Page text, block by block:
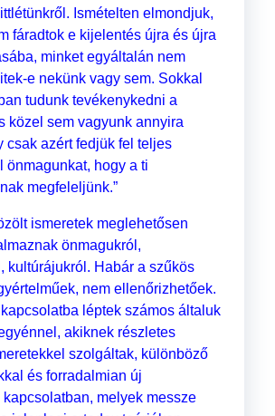
Ismételten elmondjuk,
fáradtok e kijelentés újra és újra
minket egyáltalán nem
e nekünk vagy sem. Sokkal
tudunk tevékenykedni a
közel sem vagyunk annyira
csak azért fedjük fel teljes
önmagunkat, hogy a ti
megfeleljünk.”
ismeretek meglehetősen
önmagukról,
kultúrájukról. Habár a szűkös
nem ellenőrizhetőek.
léptek számos általuk
akiknek részletes
szolgáltak, különböző
és forradalmian új
melyek messze